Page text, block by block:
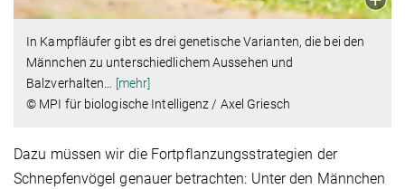
In Kampfläufer gibt es drei genetische Varianten, die bei den
Männchen zu unterschiedlichem Aussehen und
Balzverhalten… [mehr]
© MPI für biologische Intelligenz / Axel Griesch
Dazu müssen wir die Fortpflanzungsstrategien der
Schnepfenvögel genauer betrachten: Unter den Männchen